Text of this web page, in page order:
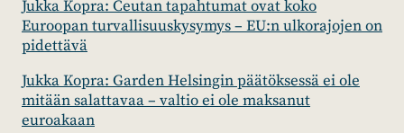
Jukka Kopra: Ceutan tapahtumat ovat koko
Euroopan turvallisuuskysymys – EU:n ulkorajojen on
pidettävä
Jukka Kopra: Garden Helsingin päätöksessä ei ole
mitään salattavaa – valtio ei ole maksanut
euroakaan